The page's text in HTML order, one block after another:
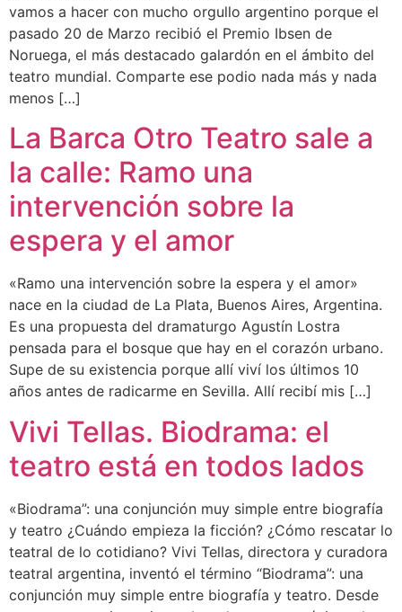
vamos a hacer con mucho orgullo argentino porque el
pasado 20 de Marzo recibió el Premio Ibsen de
Noruega, el más destacado galardón en el ámbito del
teatro mundial. Comparte ese podio nada más y nada
menos […]
La Barca Otro Teatro sale a
la calle: Ramo una
intervención sobre la
espera y el amor
«Ramo una intervención sobre la espera y el amor»
nace en la ciudad de La Plata, Buenos Aires, Argentina.
Es una propuesta del dramaturgo Agustín Lostra
pensada para el bosque que hay en el corazón urbano.
Supe de su existencia porque allí viví los últimos 10
años antes de radicarme en Sevilla. Allí recibí mis […]
Vivi Tellas. Biodrama: el
teatro está en todos lados
«Biodrama”: una conjunción muy simple entre biografía
y teatro ¿Cuándo empieza la ficción? ¿Cómo rescatar lo
teatral de lo cotidiano? Vivi Tellas, directora y curadora
teatral argentina, inventó el término “Biodrama”: una
conjunción muy simple entre biografía y teatro. Desde